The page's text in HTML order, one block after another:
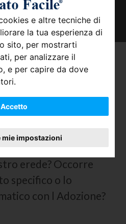
e altre tecniche di
la tua esperienza di
sito, per mostrarti
per analizzare il
e per capire da dove
Accetto
mie impostazioni
sono i diritti
del bambino?
deciso di
in mancanza di figli
erede? Occorre
specifico o lo
con l Adozione?